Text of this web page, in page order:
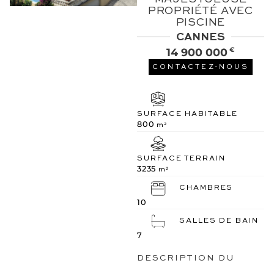
PROPRIÉTÉ AVEC
PISCINE
CANNES
14 900 000 €
CONTACTEZ-NOUS
SURFACE HABITABLE
800 m²
SURFACE TERRAIN
3235 m²
CHAMBRES
10
SALLES DE BAIN
7
DESCRIPTION DU